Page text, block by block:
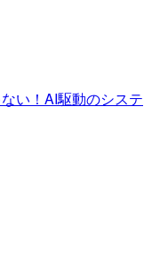
い！AI駆動のシステ